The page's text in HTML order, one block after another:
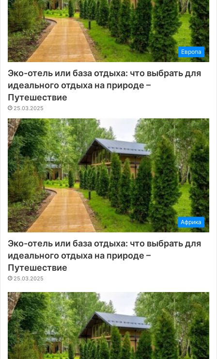
Европа
Эко-отель или база отдыха: что выбрать для
идеального отдыха на природе –
Путешествие
25.03.2025
Африка
Эко-отель или база отдыха: что выбрать для
идеального отдыха на природе –
Путешествие
25.03.2025